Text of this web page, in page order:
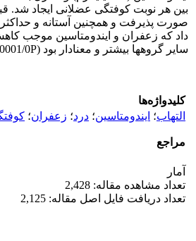
صورت پذیرفت و همچنین آستانه و
سایر گروه­ها بیشتر و معنا­دار بود (0001/0P<). مصرف زعفران در پیشگیری و احتمالاً درمان درد و التهاب ناشی از DOMS مؤثر است.
کلیدواژه‌ها
التهاب؛ ایندومتاسین؛ درد؛ زعفران؛
مراجع
آمار
تعداد مشاهده مقاله: 2,428
تعداد دریافت فایل اصل مقاله: 2,125